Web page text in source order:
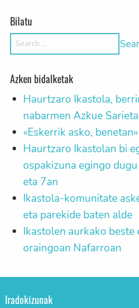
Bilatu
Search for:
Azken bidalketak
Haurtzaro Ikastola,
nabarmen Azkue
«Eskerrik asko, benetan»
Haurtzaro Ikastolan bi
ospakizuna egingo
eta 7an
Ikastola-komunitate
eta parekide baten alde
Ikastolen aurkako beste
oraingoan Nafarroan
Iradokizunak